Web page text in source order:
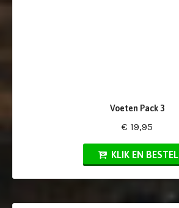
Voeten Pack 3
€ 19,95
KLIK EN BESTEL